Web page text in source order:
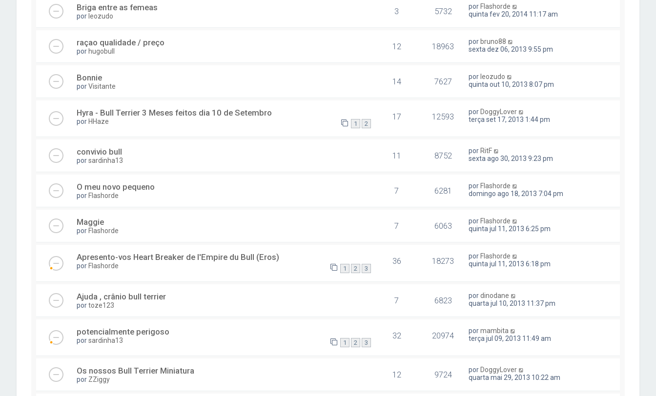
Briga entre as femeas
por leozudo 3 5732 por Flashorde
quinta fev 20, 2014 11:17 am
raçao qualidade / preço
por hugobull 12 18963 por bruno88
sexta dez 06, 2013 9:55 pm
Bonnie
porVisitante 14 7627 por leozudo
quinta out 10, 2013 8:07 pm
Hyra - Bull Terrier 3 Meses feitos dia 10 de Setembro
por HHaze 1 2
17 12593 por DoggyLover
terça set 17, 2013 1:44 pm
convivio bull
porsardinha13 11 8752 por RitF
sexta ago 30, 2013 9:23 pm
O meu novo pequeno
por Flashorde 7 6281 por Flashorde
domingo ago 18, 2013 7:04 pm
Maggie
por Flashorde 7 6063 por Flashorde
quinta jul 11, 2013 6:25 pm
Apresento-vos Heart Breaker de l'Empire du Bull (Eros)
por Flashorde 1 2 3
36 18273 por Flashorde
quinta jul 11, 2013 6:18 pm
Ajuda , crânio bull terrier
portoze123 7 6823 pordinodane
quarta jul 10, 2013 11:37 pm
potencialmente perigoso
porsardinha13 1 2 3
32 20974 pormambita
terça jul 09, 2013 11:49 am
Os nossos Bull Terrier Miniatura
por ZZiggy 12 9724 por DoggyLover
quarta mai 29, 2013 10:22 am